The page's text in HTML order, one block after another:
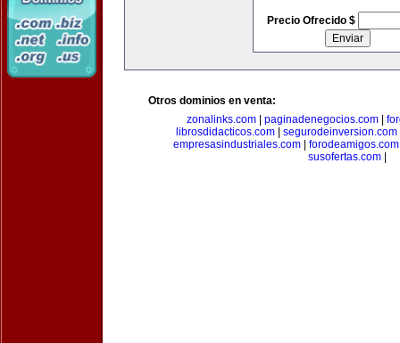
Precio Ofrecido $
Otros dominios en venta:
zonalinks.com| paginadenegocios.com|
librosdidacticos.com| segurodeinversion.com
empresasindustriales.com| forodeamigos.com
susofertas.com